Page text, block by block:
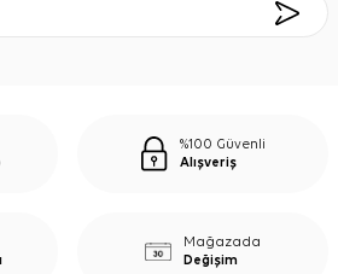
%100 Güvenli
Alışveriş
Mağazada
Değişim